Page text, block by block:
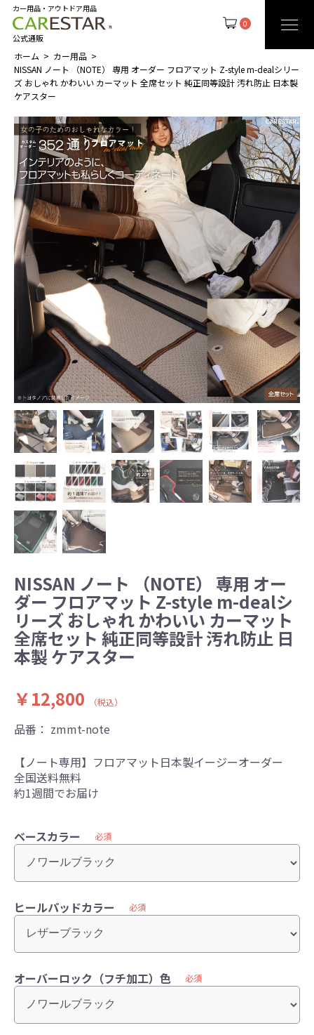
0
カー用品・アウトドア用品
公式通販
ホーム
カー用品
NISSAN ノート （NOTE） 専用 オーダー フロアマット Z-style m-dealシリー
ズ おしゃれ かわいい カーマット 全席セット 純正同等設計 汚れ防止 日本製
ケアスター
NISSAN ノート （NOTE） 専用 オー
ダー フロアマット Z-style m-dealシ
リーズ おしゃれ かわいい カーマット
全席セット 純正同等設計 汚れ防止 日
本製 ケアスター
￥12,800
（税込）
品番： zmmt-note
【ノート専用】フロアマット日本製イージーオーダー
全国送料無料
約1週間でお届け
ベースカラー 必須
ヒールパッドカラー 必須
オーバーロック（フチ加工）色 必須